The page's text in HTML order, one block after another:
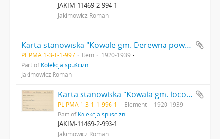
JAKIM-11469-2-994-1
Jakimowicz Roman
Karta stanowiska "Kowale gm. Derewna pow. słonimski woj. nawogródzkie" (druk rękopis)
PL PMA 1-3-1-1-997 Item
1920-1939
Part ofKolekcja spuścizn
Jakimowicz Roman
Karta stanowiska "Kowala gm. loco pow. Miechów woj. Krakowskie" (druk rękopis) - strona 1
PL PMA 1-3-1-1-996-1 Element
1920-1939
Part ofKolekcja spuścizn
JAKIM-11469-2-993-1
Jakimowicz Roman